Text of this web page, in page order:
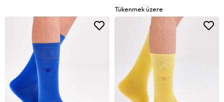
Tükenmek üzere